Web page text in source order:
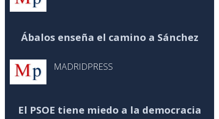
Ábalos enseña el camino a Sánchez
MADRIDPRESS
El PSOE tiene miedo a la democracia